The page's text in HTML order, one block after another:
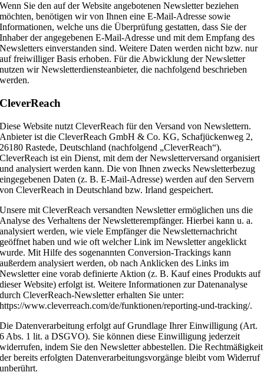
Wenn Sie den auf der Website angebotenen Newsletter beziehen
möchten, benötigen wir von Ihnen eine E-Mail-Adresse sowie
Informationen, welche uns die Überprüfung gestatten, dass Sie der
Inhaber der angegebenen E-Mail-Adresse und mit dem Empfang des
Newsletters einverstanden sind. Weitere Daten werden nicht bzw. nur
auf freiwilliger Basis erhoben. Für die Abwicklung der Newsletter
nutzen wir Newsletterdiensteanbieter, die nachfolgend beschrieben
werden.
CleverReach
Diese Website nutzt CleverReach für den Versand von Newslettern.
Anbieter ist die CleverReach GmbH & Co. KG, Schafjückenweg 2,
26180 Rastede, Deutschland (nachfolgend „CleverReach“).
CleverReach ist ein Dienst, mit dem der Newsletterversand organisiert
und analysiert werden kann. Die von Ihnen zwecks Newsletterbezug
eingegebenen Daten (z. B. E-Mail-Adresse) werden auf den Servern
von CleverReach in Deutschland bzw. Irland gespeichert.
Unsere mit CleverReach versandten Newsletter ermöglichen uns die
Analyse des Verhaltens der Newsletterempfänger. Hierbei kann u. a.
analysiert werden, wie viele Empfänger die Newsletternachricht
geöffnet haben und wie oft welcher Link im Newsletter angeklickt
wurde. Mit Hilfe des sogenannten Conversion-Trackings kann
außerdem analysiert werden, ob nach Anklicken des Links im
Newsletter eine vorab definierte Aktion (z. B. Kauf eines Produkts auf
dieser Website) erfolgt ist. Weitere Informationen zur Datenanalyse
durch CleverReach-Newsletter erhalten Sie unter:
https://www.cleverreach.com/de/funktionen/reporting-und-tracking/.
Die Datenverarbeitung erfolgt auf Grundlage Ihrer Einwilligung (Art.
6 Abs. 1 lit. a DSGVO). Sie können diese Einwilligung jederzeit
widerrufen, indem Sie den Newsletter abbestellen. Die Rechtmäßigkeit
der bereits erfolgten Datenverarbeitungsvorgänge bleibt vom Widerruf
unberührt.